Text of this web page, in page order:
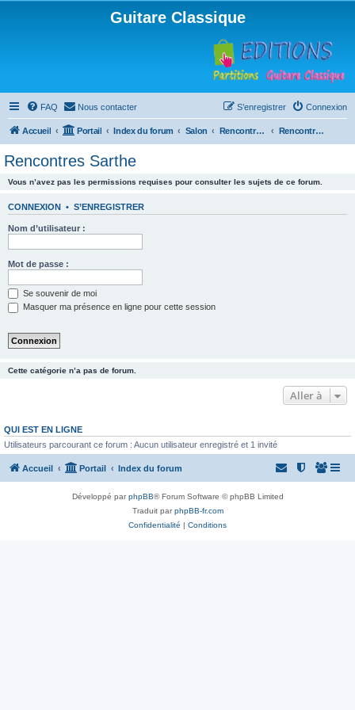
Guitare Classique
FAQ Nous contacter Connexion
S’enregistrer
Accueil Portail Index du forum Salon Rencontres musicales Rencontres Sarthe
Rencontres Sarthe
Vous n’avez pas les permissions requises pour consulter les sujets de ce forum.
CONNEXION • S’ENREGISTRER
Nom d’utilisateur :
Mot de passe :
Se souvenir de moi
Masquer ma présence en ligne pour cette session
Cette catégorie n’a pas de forum.
Aller à
QUI EST EN LIGNE
Utilisateurs parcourant ce forum : Aucun utilisateur enregistré et 1 invité
Accueil Portail Index du forum
Développé parphpBB® Forum Software © phpBB Limited
Traduit parphpBB-fr.com
Confidentialité | Conditions